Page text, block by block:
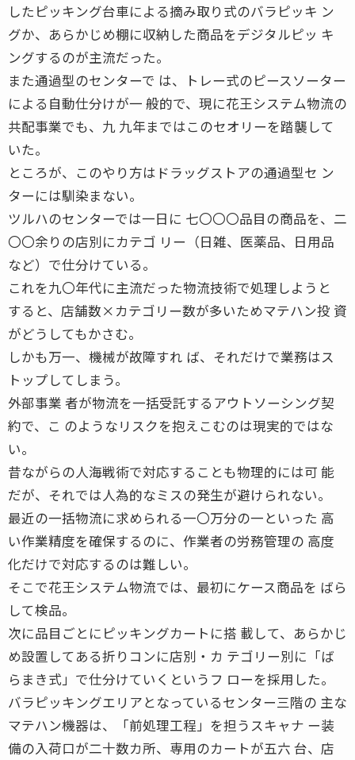
したピッキング台車による摘み取り式のバラピッキ ン
グか、あらかじめ棚に収納した商品をデジタルピッ キ
ングするのが主流だった。
また通過型のセンターで は、トレー式のピースソーター
による自動仕分けが一 般的で、現に花王システム物流の
共配事業でも、九 九年まではこのセオリーを踏襲して
いた。
ところが、このやり方はドラッグストアの通過型セ ン
ターには馴染まない。
ツルハのセンターでは一日に 七〇〇〇品目の商品を、二
〇〇余りの店別にカテゴ リー（日雑、医薬品、日用品
など）で仕分けている。
これを九〇年代に主流だった物流技術で処理しようと
すると、店舗数×カテゴリー数が多いためマテハン投 資
がどうしてもかさむ。
しかも万一、機械が故障すれ ば、それだけで業務はス
トップしてしまう。
外部事業 者が物流を一括受託するアウトソーシング契
約で、こ のようなリスクを抱えこむのは現実的ではな
い。
昔ながらの人海戦術で対応することも物理的には可 能
だが、それでは人為的なミスの発生が避けられない。
最近の一括物流に求められる一〇万分の一といった 高
い作業精度を確保するのに、作業者の労務管理の 高度
化だけで対応するのは難しい。
そこで花王システム物流では、最初にケース商品を ばら
して検品。
次に品目ごとにピッキングカートに搭 載して、あらかじ
め設置してある折りコンに店別・カ テゴリー別に「ば
らまき式」で仕分けていくというフ ローを採用した。
バラピッキングエリアとなっているセンター三階の 主な
マテハン機器は、「前処理工程」を担うスキャナ ー装
備の入荷口が二十数カ所、専用のカートが五六 台、店